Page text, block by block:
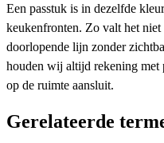
Een passtuk is in dezelfde
keukenfronten. Zo valt het
doorlopende lijn zonder
houden wij altijd rekening met
op de ruimte aansluit.
Gerelateerde